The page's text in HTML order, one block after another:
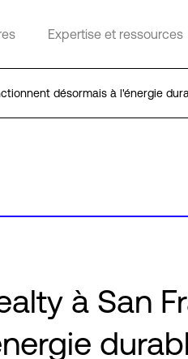
Expertise et ressources
désormais à l'énergie
à San